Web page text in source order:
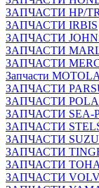
ЗАПЧАСТИ HP/
ЗАПЧАСТИ IRBIS
ЗАПЧАСТИ
ЗАПЧАСТИ
ЗАПЧАСТИ
Запчасти
ЗАПЧАСТИ
ЗАПЧАСТИ
ЗАПЧАСТИ SEA-
ЗАПЧАСТИ
ЗАПЧАСТИ
ЗАПЧАСТИ
ЗАПЧАСТИ
ЗАПЧАСТИ